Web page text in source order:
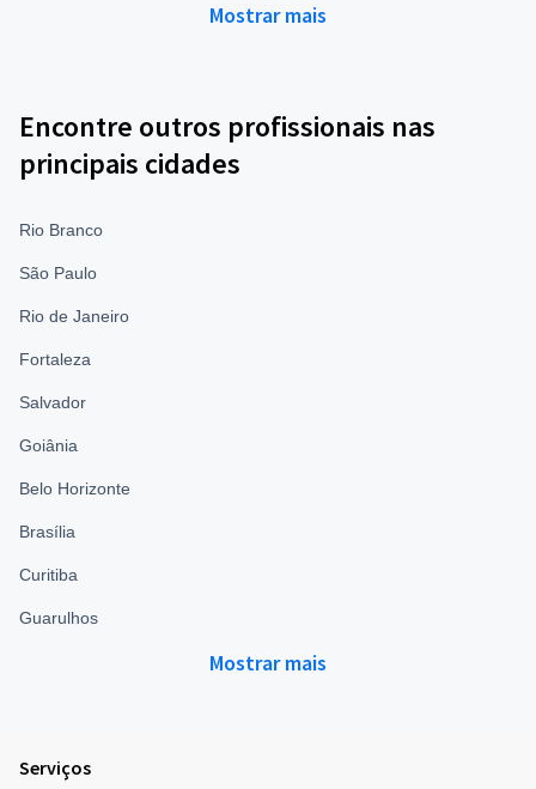
Mostrar mais
Encontre outros profissionais nas
principais cidades
Rio Branco
São Paulo
Rio de Janeiro
Fortaleza
Salvador
Goiânia
Belo Horizonte
Brasília
Curitiba
Guarulhos
Mostrar mais
Serviços